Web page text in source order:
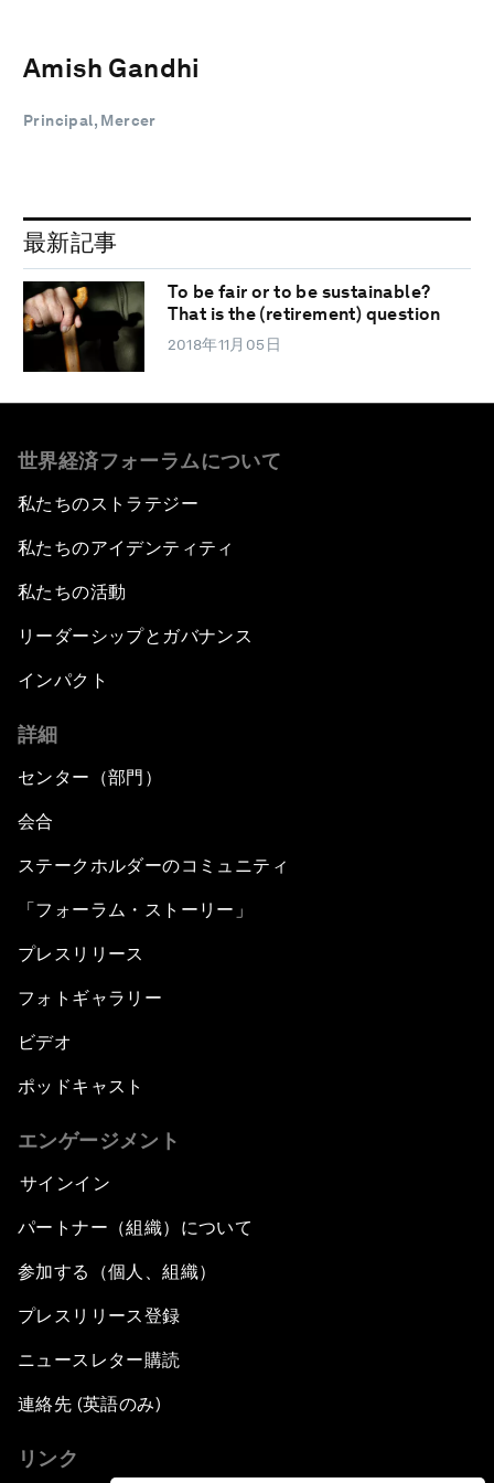
Amish Gandhi
Principal, Mercer
最新記事
To be fair or to be sustainable?
That is the (retirement) question
2018年11月05日
世界経済フォーラムについて
私たちのストラテジー
私たちのアイデンティティ
私たちの活動
リーダーシップとガバナンス
インパクト
詳細
センター（部門）
会合
ステークホルダーのコミュニティ
「フォーラム・ストーリー」
プレスリリース
フォトギャラリー
ビデオ
ポッドキャスト
エンゲージメント
サインイン
パートナー（組織）について
参加する（個人、組織）
プレスリリース登録
ニュースレター購読
連絡先 (英語のみ)
リンク